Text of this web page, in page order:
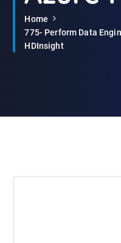
Home
775- Perform Data
HDInsight